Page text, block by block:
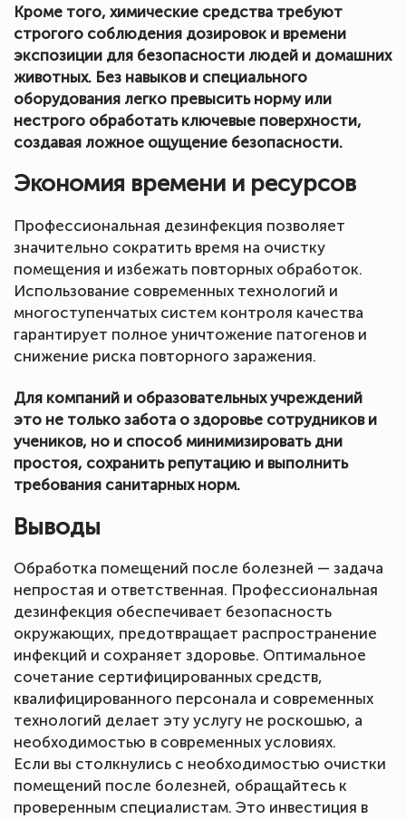
Кроме того, химические средства требуют
строгого соблюдения дозировок и времени
экспозиции для безопасности людей и домашних
животных. Без навыков и специального
оборудования легко превысить норму или
нестрого обработать ключевые поверхности,
создавая ложное ощущение безопасности.
Экономия времени и ресурсов
Профессиональная дезинфекция позволяет
значительно сократить время на очистку
помещения и избежать повторных обработок.
Использование современных технологий и
многоступенчатых систем контроля качества
гарантирует полное уничтожение патогенов и
снижение риска повторного заражения.
Для компаний и образовательных учреждений
это не только забота о здоровье сотрудников и
учеников, но и способ минимизировать дни
простоя, сохранить репутацию и выполнить
требования санитарных норм.
Выводы
Обработка помещений после болезней — задача
непростая и ответственная. Профессиональная
дезинфекция обеспечивает безопасность
окружающих, предотвращает распространение
инфекций и сохраняет здоровье. Оптимальное
сочетание сертифицированных средств,
квалифицированного персонала и современных
технологий делает эту услугу не роскошью, а
необходимостью в современных условиях.
Если вы столкнулись с необходимостью очистки
помещений после болезней, обращайтесь к
проверенным специалистам. Это инвестиция в